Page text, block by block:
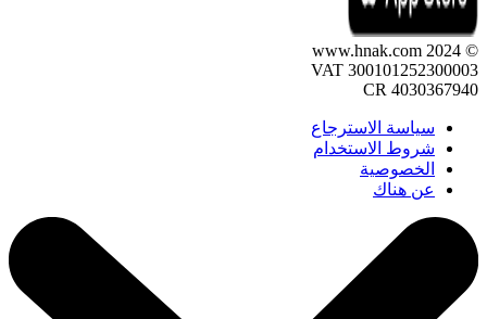
© 2024 www.hnak.com
VAT 300101252300003
CR 4030367940
سياسة الاسترجاع
شروط الاستخدام
الخصوصية
عن هناك